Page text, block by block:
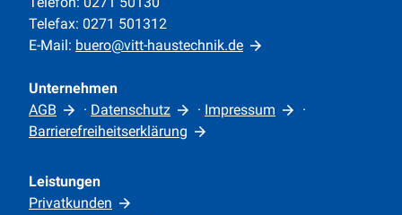
Telefax: 0271 501312
E-Mail: buero@vitt-haustechnik.de
Unternehmen
AGB
· Datenschutz · Impressum
·
Barrierefreiheitserklärung
Leistungen
Privatkunden